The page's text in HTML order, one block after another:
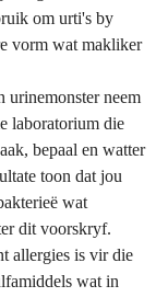
om urti's by
vorm wat makliker
urinemonster neem
laboratorium die
bepaal en watter
toon dat jou
wat
dit voorskryf.
allergies is vir die
wat in